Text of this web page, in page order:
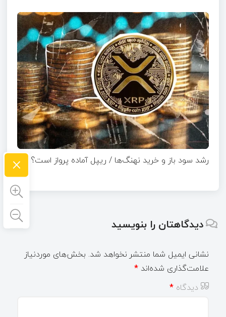
رشد سود باز و خرید نهنگ‌ها / ریپل آماده پرواز است؟
دیدگاهتان را بنویسید
نشانی ایمیل شما منتشر نخواهد شد. بخش‌های موردنیاز
علامت‌گذاری شده‌اند *
دیدگاه *
×